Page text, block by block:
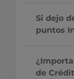
Si dejo
puntos
de